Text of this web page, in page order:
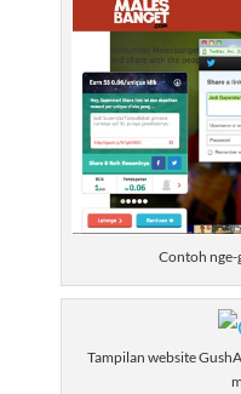
Contoh nge-
Tampilan website